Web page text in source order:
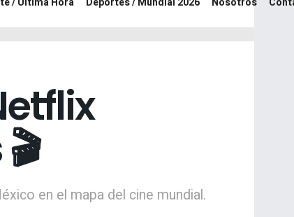
en el mapa del cine mundial.